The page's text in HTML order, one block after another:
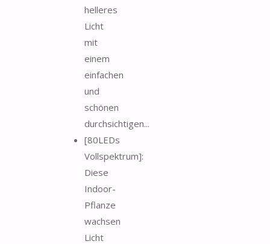
helleres
Licht
mit
einem
einfachen
und
schönen
durchsichtigen...
[80LEDs
Vollspektrum]:
Diese
Indoor-
Pflanze
wachsen
Licht